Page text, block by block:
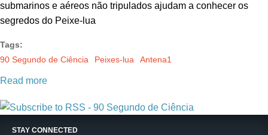
submarinos e aéreos não tripulados ajudam a conhecer os
segredos do Peixe-lua
Tags:
90 Segundo de Ciência
Peixes-lua Antena1
Read more
STAY CONNECTED